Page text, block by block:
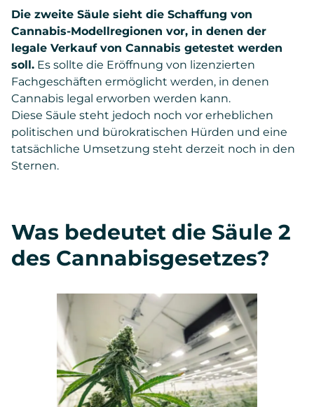
Die zweite Säule sieht die Schaffung von
Cannabis-Modellregionen vor, in denen der
legale Verkauf von Cannabis getestet werden
soll. Es sollte die Eröffnung von lizenzierten
Fachgeschäften ermöglicht werden, in denen
Cannabis legal erworben werden kann.
Diese Säule steht jedoch noch vor erheblichen
politischen und bürokratischen Hürden und eine
tatsächliche Umsetzung steht derzeit noch in den
Sternen.
Was bedeutet die Säule 2
des Cannabisgesetzes?